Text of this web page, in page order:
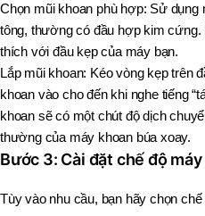
Chọn mũi khoan phù hợp: Sử dụng
tông, thường có đầu hợp kim
thích với đầu kẹp của máy bạn.
Lắp mũi khoan: Kéo vòng kẹp trên
khoan vào cho đến khi nghe tiếng
khoan sẽ có một chút độ dịch
thường của máy khoan búa xoay.
Bước 3: Cài đặt chế độ máy
Tùy vào nhu cầu, bạn hãy chọn